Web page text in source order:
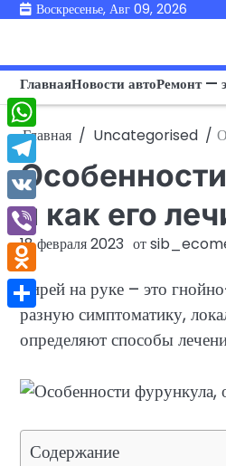
ПерейтиВоскресенье, Авг 09, 2026
ГлавнаяНовости автоРемонт —
Главная Uncategorised
и как его
18 февраля 2023 от
Чирей на руке – это
разную симптоматику,
определяют способы
Содержание
WhatsApp
Telegram
VK
Viber
Odnoklassniki
Отправить